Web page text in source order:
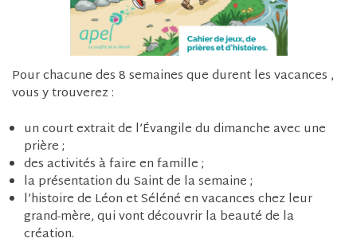
Pour chacune des 8 semaines que durent les vacances ,
vous y trouverez :
un court extrait de l’Évangile du dimanche avec une
prière ;
des activités à faire en famille ;
la présentation du Saint de la semaine ;
l’histoire de Léon et Séléné en vacances chez leur
grand-mère, qui vont découvrir la beauté de la
création.